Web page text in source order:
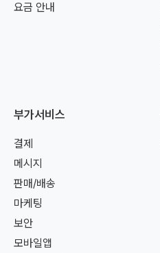
요금 안내
부가서비스
결제
메시지
판매/배송
마케팅
보안
모바일앱